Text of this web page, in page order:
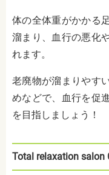
体の全体重がかかる
溜まり、血行の悪化
れます。
老廃物が溜まりやす
めなどで、血行を促
を目指しましょう！
Total relaxation salon